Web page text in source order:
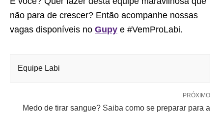
não para de crescer? Então acompanhe nossas
vagas disponíveis no Gupy e #VemProLabi.
Equipe Labi
PRÓXIMO
Medo de tirar sangue? Saiba como se preparar para a